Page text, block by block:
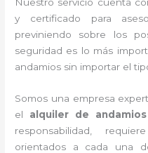
y certificado para
previniendo sobre los
seguridad es lo más
andamios sin importar el
Somos una empresa
el alquiler de
responsabilidad,
orientados a cada una